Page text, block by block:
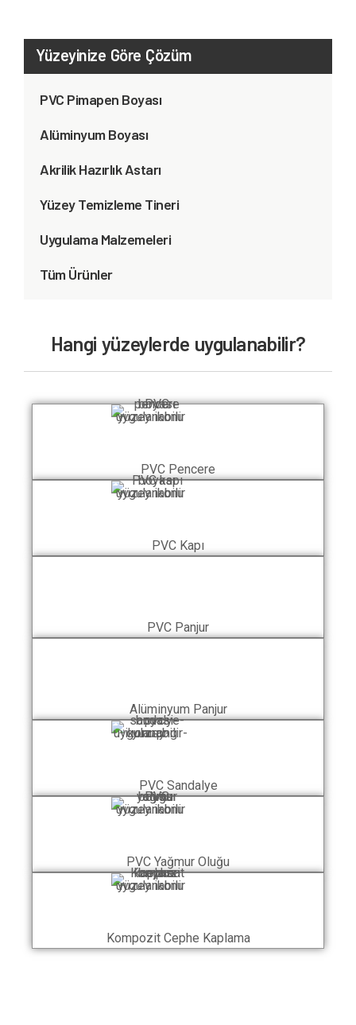
Yüzeyinize Göre Çözüm
PVC Pimapen Boyası
Alüminyum Boyası
Akrilik Hazırlık Astarı
Yüzey Temizleme Tineri
Uygulama Malzemeleri
Tüm Ürünler
Hangi yüzeylerde uygulanabilir?
PVC Pencere
PVC Kapı
PVC Panjur
Alüminyum Panjur
PVC Sandalye
PVC Yağmur Oluğu
Kompozit Cephe Kaplama